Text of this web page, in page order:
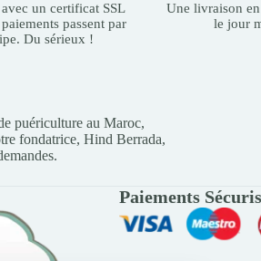
un certificat SSL
passent par
Du sérieux !
Une livraison
le jour
puériculture au Maroc,
fondatrice, Hind Berrada,
Paiements